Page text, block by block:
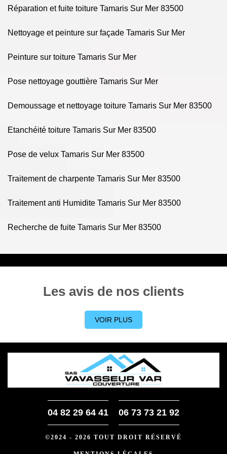
Réparation et fuite toiture Tamaris Sur Mer 83500
Nettoyage et peinture sur façade Tamaris Sur Mer
Peinture sur toiture Tamaris Sur Mer
Pose nettoyage gouttière Tamaris Sur Mer
Demoussage et nettoyage toiture Tamaris Sur Mer 83500
Etanchéité toiture Tamaris Sur Mer 83500
Pose de velux Tamaris Sur Mer 83500
Traitement de charpente Tamaris Sur Mer 83500
Traitement anti Humidite Tamaris Sur Mer 83500
Recherche de fuite Tamaris Sur Mer 83500
Les avis de nos clients
VOIR PLUS
04 82 29 64 41 06 73 73 21 92
©2024 - 2026 TOUT DROIT RÉSERVÉ